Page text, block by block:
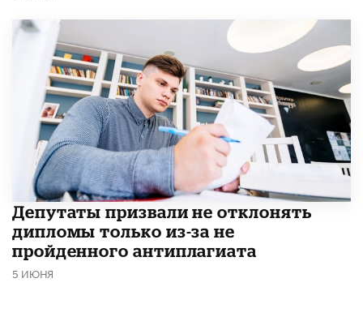
Депутаты призвали не отклонять
дипломы только из-за не
пройденного антиплагиата
5 ИЮНЯ